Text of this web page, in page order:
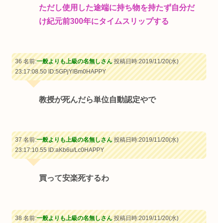
ただし使用した途端に持ち物を持たず自分だ
け紀元前300年にタイムスリップする
36 名前:一般よりも上級の名無しさん投稿日時:2019/11/20(水)
23:17:08.50ID:5GPjYlBm0HAPPY
教授が死んだら単位自動認定やで
37 名前:一般よりも上級の名無しさん投稿日時:2019/11/20(水)
23:17:10.55ID:aKb6u/Lc0HAPPY
買って安楽死するわ
38 名前:一般よりも上級の名無しさん投稿日時:2019/11/20(水)